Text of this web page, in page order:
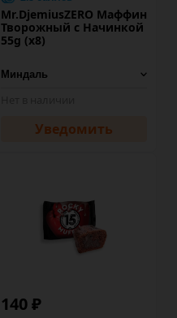
Mr.DjemiusZERO Маффин
Творожный с Начинкой
55g (х8)
Уведомить
140 ₽